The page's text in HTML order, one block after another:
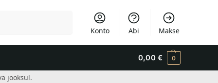
Konto Abi Makse
0,00 € 0
jooksul.